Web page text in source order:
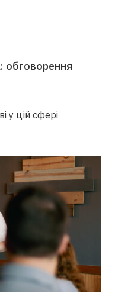
обговорення
у цій сфері